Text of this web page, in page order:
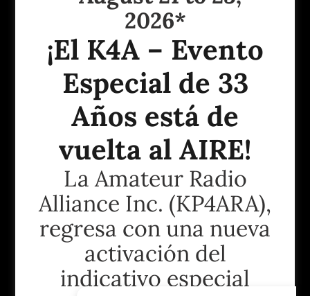
Powered by
JUNTA DE DIRECTORES
KP4ARA
ARAEVENT 2026
FACEBOOK FEED
KP4ARA VE TEAM
PÁGINA EXCLUSIVA SOCIOS
KP4ARA QRZ PAGE
FCC PARTE 97 ACTUALIZADA
HAM RADIO
KP4ARA APRS MAP
2026*
¡El K4A – Evento
Especial de 33
Años está de
vuelta al AIRE!
La Amateur Radio
Alliance Inc. (KP4ARA),
regresa con una nueva
activación del
indicativo especial